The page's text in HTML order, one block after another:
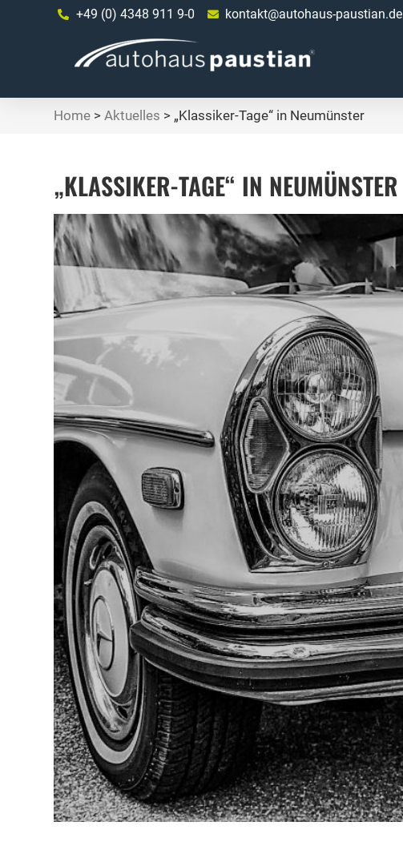
+49 (0) 4348 911 9-0 kontakt@autohaus-paustian.de
Home > Aktuelles > „Klassiker-Tage“ in Neumünster
„KLASSIKER-TAGE“ IN NEUMÜNSTER